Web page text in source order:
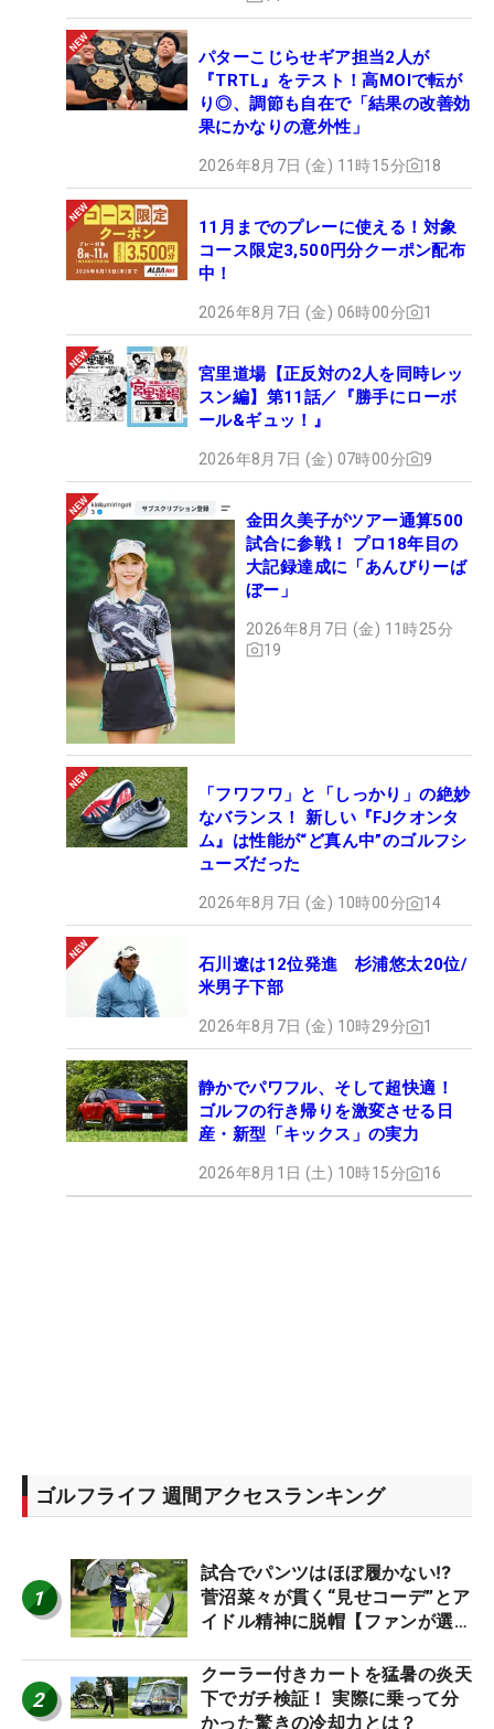
パターこじらせギア担当2人が
『TRTL』をテスト！高MOIで転が
り◎、調節も自在で「結果の改善効
果にかなりの意外性」
2026年8月7日 (金) 11時15分 18
11月までのプレーに使える！対象
コース限定3,500円分クーポン配布
中！
2026年8月7日 (金) 06時00分 1
宮里道場【正反対の2人を同時レッ
スン編】第11話／『勝手にローボ
ール&ギュッ！』
2026年8月7日 (金) 07時00分 9
金田久美子がツアー通算500
試合に参戦！ プロ18年目の
大記録達成に「あんびりーば
ぼー」
2026年8月7日 (金) 11時25分
19
「フワフワ」と「しっかり」の絶妙
なバランス！ 新しい『FJクオンタ
ム』は性能が“ど真ん中”のゴルフシ
ューズだった
2026年8月7日 (金) 10時00分 14
石川遼は12位発進 杉浦悠太20位/
米男子下部
2026年8月7日 (金) 10時29分 1
静かでパワフル、そして超快適！
ゴルフの行き帰りを激変させる日
産・新型「キックス」の実力
2026年8月1日 (土) 10時15分 16
ゴルフライフ 週間アクセスランキング
1
試合でパンツはほぼ履かない⁉
菅沼菜々が貫く“見せコーデ”とア
イドル精神に脱帽【ファンが選ぶ
2
クーラー付きカートを猛暑の炎天
下でガチ検証！ 実際に乗って分
かった驚きの冷却力とは？